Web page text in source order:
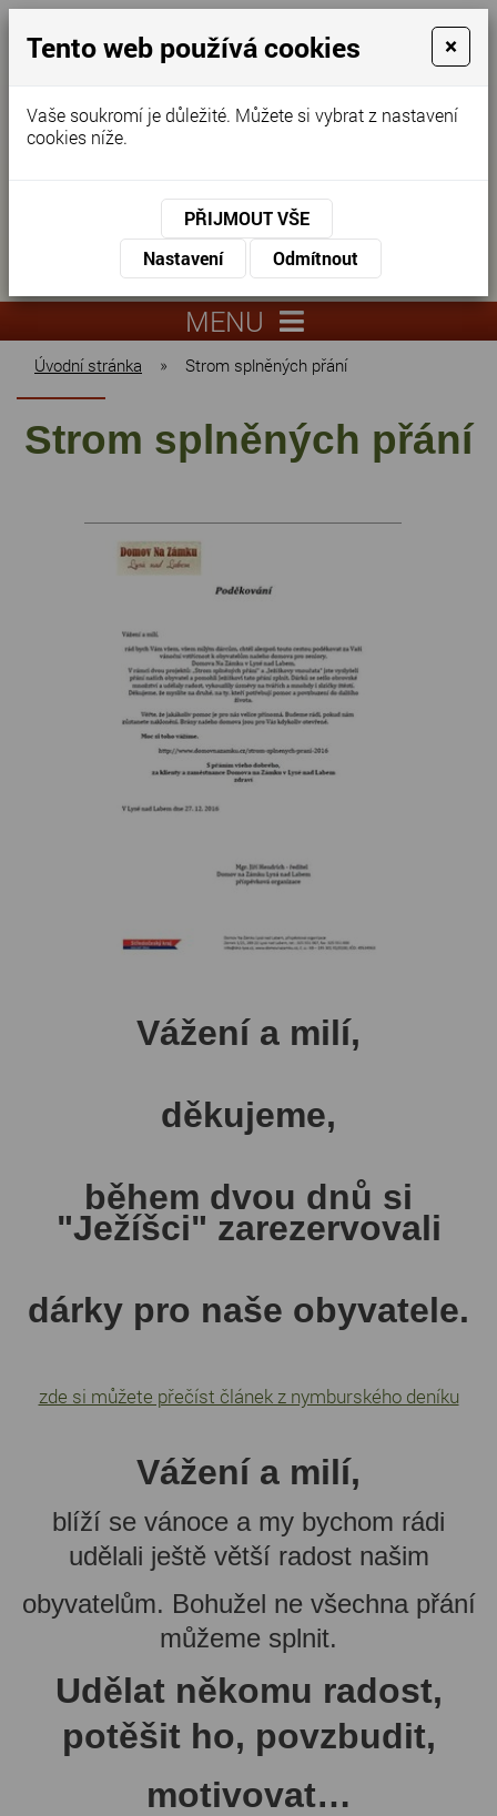
prohlídka
KONTAKTUJTE NÁS
KONTAKTUJTE NÁS
551
lysa.cz
MENU
Úvodní stránka » Strom splněných přání
Strom splněných přání
Vážení a milí,
děkujeme,
během dvou dnů si
"Ježíšci" zarezervovali
dárky pro naše obyvatele.
zde si můžete přečíst článek z nymburského deníku
Vážení a milí,
blíží se vánoce a my bychom rádi
udělali ještě větší radost našim
obyvatelům. Bohužel ne všechna přání
můžeme splnit.
Udělat někomu radost,
potěšit ho, povzbudit,
motivovat…
Tento web používá cookies ×
Vaše soukromí je důležité. Můžete si vybrat z nastavení
cookies níže.
PŘIJMOUT VŠE
Nastavení
Odmítnout